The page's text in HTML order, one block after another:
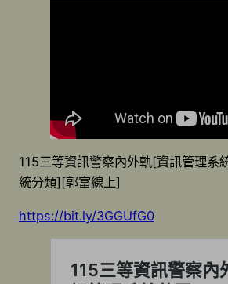
115三等資訊警察內外軌[資訊管理系
統分類][郭富線上]
https://bit.ly/3GGUfG0